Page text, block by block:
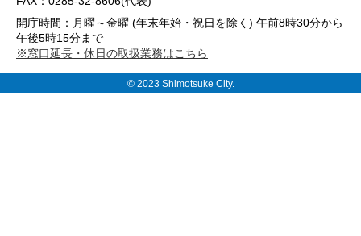
開庁時間：月曜～金曜 (年末年始・祝日を除く) 午前8時30分から
午後5時15分まで
※窓口延長・休日の取扱業務はこちら
© 2023 Shimotsuke City.